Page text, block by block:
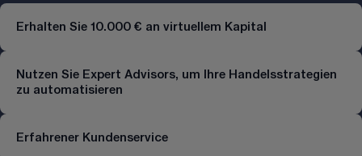
Erhalten Sie 10.000 € an virtuellem Kapital
Nutzen Sie Expert Advisors, um Ihre Handelsstrategien
zu automatisieren
Erfahrener Kundenservice